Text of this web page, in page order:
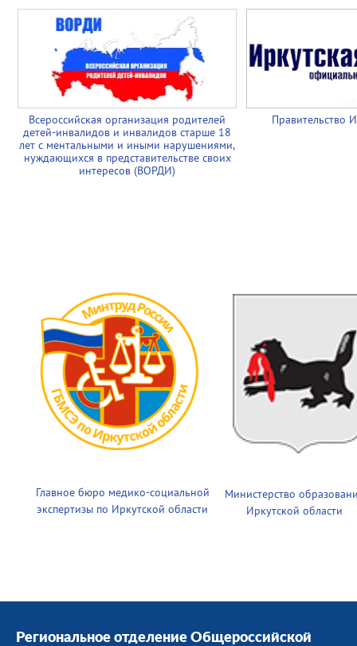
Всероссийская организация родителей
детей-инвалидов и инвалидов старше 18
лет с ментальными и иными нарушениями,
нуждающихся в представительстве своих
интересов (ВОРДИ)
Правительство
Главное бюро медико-социальной
экспертизы по Иркутской области
Министерство
Иркутской области
Региональное отделение Общероссийской